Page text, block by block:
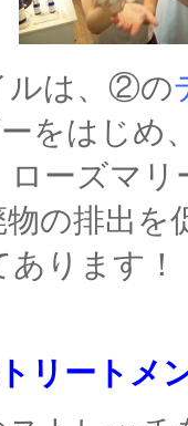
ルは、②の
をはじめ
ーズマ
の排出を
ります！
リートメ